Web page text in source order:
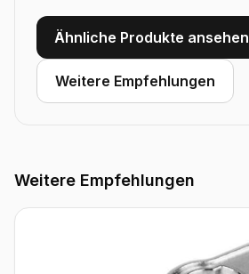
Ähnliche Produkte ansehen
Weitere Empfehlungen
Weitere Empfehlungen